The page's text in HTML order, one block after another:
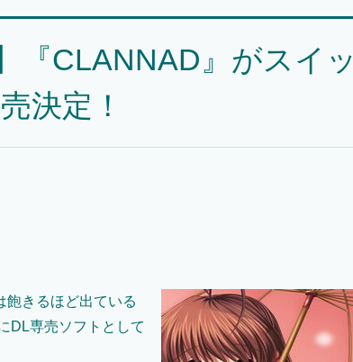
『CLANNAD』がスイッ
決定！
飽きるほど出ている
DL専売ソフトとして